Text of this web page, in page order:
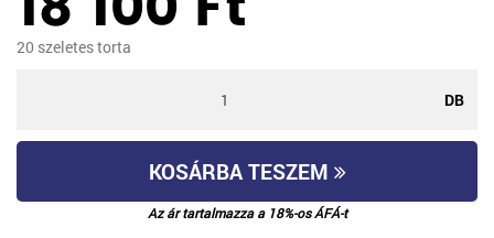
20 szeletes torta
DB
KOSÁRBA TESZEM
Az ár tartalmazza a 18%-os ÁFÁ-t